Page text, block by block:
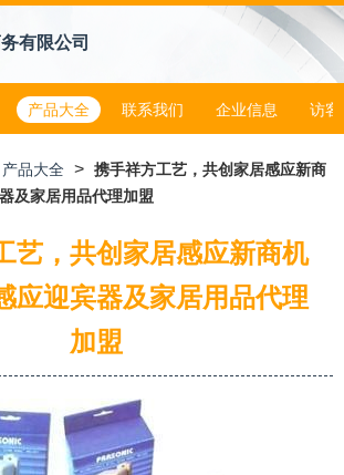
有限公司
产品大全 联系我们 企业信息 访客
产品大全 > 携手祥方工艺，共创家居感应新商
及家居用品代理加盟
艺，共创家居感应新商机
迎宾器及家居用品代理
加盟